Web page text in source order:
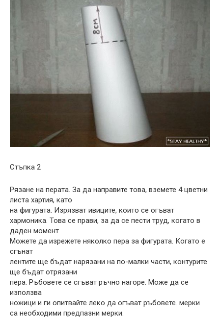
Стъпка 2
Рязане на перата. За да направите това, вземете 4 цветни
листа хартия, като
на фигурата. Изрязват ивиците, които се огъват
хармоника. Това се прави, за да се пести труд, когато в
даден момент
Можете да изрежете няколко пера за фигурата. Когато е
сгънат
лентите ще бъдат нарязани на по-малки части, контурите
ще бъдат отрязани
пера. Ръбовете се сгъват ръчно нагоре. Може да се
използва
ножици и ги опитвайте леко да огъват ръбовете. мерки
са необходими предпазни мерки.